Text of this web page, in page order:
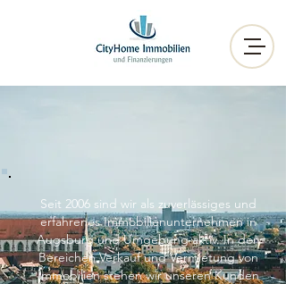
Seit 2006 sind wir als zuverlässiges und
erfahrenes Immobilienunternehmen in
Augsburg und Umgebung aktiv. In den
Bereichen Verkauf und Vermietung von
Immobilien stehen wir unseren Kunden